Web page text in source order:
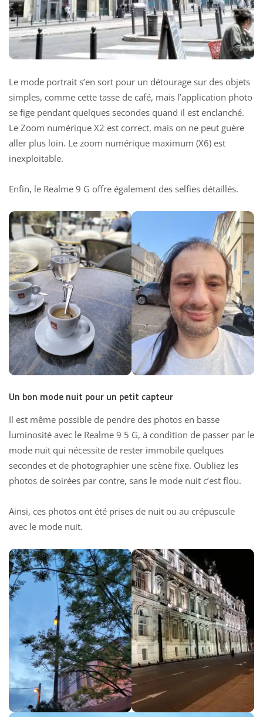
Le mode portrait s’en sort pour un détourage sur des objets
simples, comme cette tasse de café, mais l’application photo
se fige pendant quelques secondes quand il est enclanché.
Le Zoom numérique X2 est correct, mais on ne peut guère
aller plus loin. Le zoom numérique maximum (X6) est
inexploitable.
Enfin, le Realme 9 G offre également des selfies détaillés.
Un bon mode nuit pour un petit capteur
Il est même possible de pendre des photos en basse
luminosité avec le Realme 9 5 G, à condition de passer par le
mode nuit qui nécessite de rester immobile quelques
secondes et de photographier une scène fixe. Oubliez les
photos de soirées par contre, sans le mode nuit c’est flou.
Ainsi, ces photos ont été prises de nuit ou au crépuscule
avec le mode nuit.